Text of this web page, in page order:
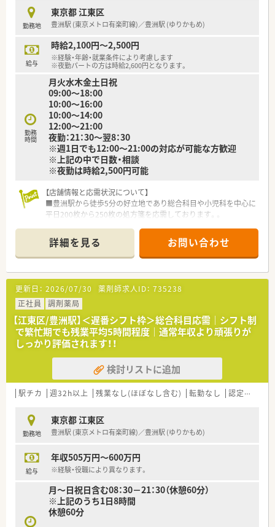
作りを心掛けています。
【勤務実態について】
■処方箋枚数が落ち着いているため残業は少ない環境です。
■一人あたりの担当枚数に余裕があるため、焦ることなく自分の
ペースで仕事ができます。
■平日は18時半、土曜は17時半に閉局するため、仕事後のプライ
ベートな時間も大切にできます。
【職場環境と雰囲気】
■社長ご自身がお優しいお人柄で、薬局全体もアットホームで穏
やかな雰囲気に包まれています。
■難しい業務や高いスキルは求められず、患者様への気配りを大
切にする風土があります。
■門前のクリニックと非常に良好な関係が築けており、安心して
業務に集中できる環境です。
勤務地
東京都 江東区
豊洲駅 (東京メトロ有楽町線)／豊洲駅 (ゆりかもめ)
給与
時給2,100円～2,500円
※経験・年齢・就業条件により考慮します
※夜勤パートの方は時給2,600円となります。
勤務
時間
月火水木金土日祝
09:00～18:00
10:00～16:00
10:00～14:00
12:00～21:00
夜勤：21：30～翌8：30
※週1日でも12:00～21:00の対応が可能な方歓迎
※上記の中で日数・相談
※夜勤は時給2,500円可能
【店舗情報と応需状況について】
■豊洲駅から徒歩5分の好立地であり総合科目や小児科を中心に
平日200枚から250枚の処方箋を応需しております。。
器を導入しております。
■繁忙期でも残業時間は月5時間程度です。
【勤務実態について】
■基本となる勤務時間は8時30分～21時30分の間で実働8時間
のシフト制を設けております。
■24時間営業のため夜勤帯は選任パートが担当しております。
【法人特徴について】
■同法人としては江東区内に4店舗を運営しておりますが、グル
ープとしては全国に約100店舗を展開している薬局です。
■調剤薬局事業だけでなく医薬品販売や介護用品の販売ならび
にリースなど幅広い事業を展開し地域社会に貢献しています。
詳細を見る お問い合わせ
更新日： 2026/07/30 薬剤師求人ID： 735238
正社員
調剤薬局
【江東区/豊洲駅】＜遅番シフト枠＞総合科目応需｜シフト制
で繁忙期でも残業平均5時間程度｜通常年収より頑張りが
しっかり評価されます！！
検討リストに追加
駅チカ 週32h以上 残業なし(ほぼなし含む) 転勤なし 認定薬剤師取得支援あり
勤務地
東京都 江東区
豊洲駅 (東京メトロ有楽町線)／豊洲駅 (ゆりかもめ)
給与
年収505万円～600万円
※経験・役職により異なります。
月～日祝日含む08：30－21：30（休憩60分）
※上記のうち1日8時間
休憩60分